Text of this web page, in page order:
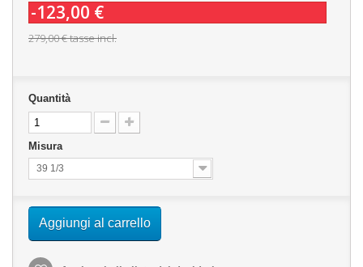
-123,00 €
279,00 €tasse incl.
Quantità
Misura
39 1/3
Aggiungi al carrello